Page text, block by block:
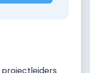
projectleiders